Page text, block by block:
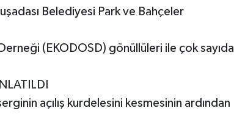
Belediyesi Park ve Bahçeler
(EKODOSD) gönüllüleri ile çok sayıda
açılış kurdelesini kesmesinin ardından